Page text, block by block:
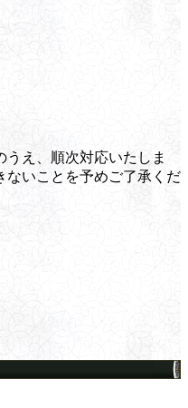
え、順次対応いたしま
ないことを予めご了承くだ